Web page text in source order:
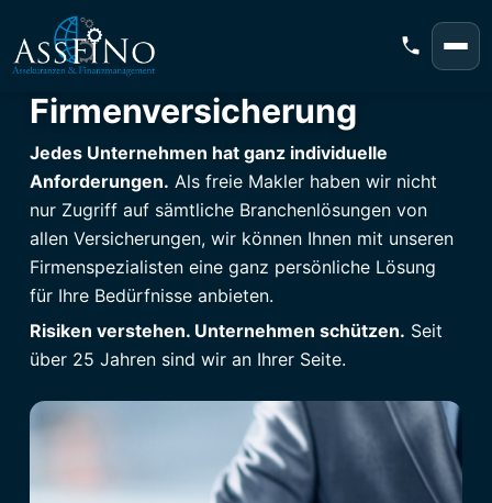
Firmenversicherung
Jedes Unternehmen hat ganz individuelle
Anforderungen. Als freie Makler haben wir nicht
nur Zugriff auf sämtliche Branchenlösungen von
allen Versicherungen, wir können Ihnen mit unseren
Firmenspezialisten eine ganz persönliche Lösung
für Ihre Bedürfnisse anbieten.
Risiken verstehen. Unternehmen schützen. Seit
über 25 Jahren sind wir an Ihrer Seite.